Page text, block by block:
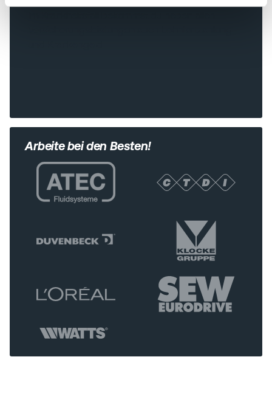
Arbeite bei den Besten!